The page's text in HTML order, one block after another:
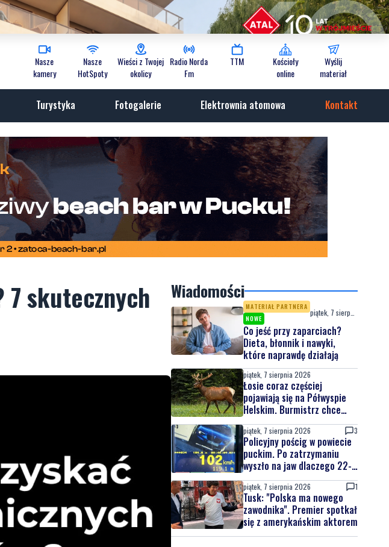
Nasze
kamery
Nasze
HotSpoty
Wieści z Twojej
okolicy
Radio Norda
Fm
TTM
Kościoły
online
Wyślij
materiał
Turystyka Fotogalerie Elektrownia atomowa Kontakt
7 skutecznych
Wiadomości
MATERIAŁ PARTNERA
NOWE
Co jeść przy zaparciach?
Dieta, błonnik i nawyki,
które naprawdę działają
piątek, 7 sierpnia 2026
Łosie coraz częściej
pojawiają się na Półwyspie
Helskim. Burmistrz chce
nowych znaków drogowych
piątek, 7 sierpnia 2026 3
Policyjny pościg w powiecie
puckim. Po zatrzymaniu
wyszło na jaw dlaczego 22-
latek uciekał
piątek, 7 sierpnia 2026 1
Tusk: "Polska ma nowego
zawodnika". Premier spotkał
się z amerykańskim aktorem